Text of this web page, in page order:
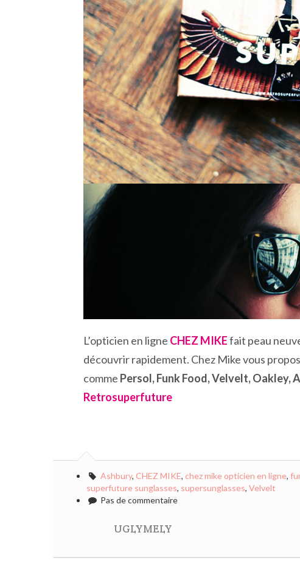
L’opticien en ligne CHEZ MIKEfait peau
découvrir rapidement. Chez Mike vous
comme Persol, Funk Food, Velvelt, Oakley,
Retrosuperfuture
Ashbury, CHEZ MIKE, chez mike opticien en ligne,
superfuture sunglasses, supersunglasses, Velvelt
Pas de commentaire
UGLYMELY